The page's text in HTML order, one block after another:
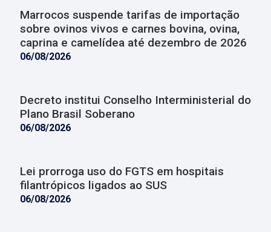
Marrocos suspende tarifas de importação
sobre ovinos vivos e carnes bovina, ovina,
caprina e camelídea até dezembro de 2026
06/08/2026
Decreto institui Conselho Interministerial do
Plano Brasil Soberano
06/08/2026
Lei prorroga uso do FGTS em hospitais
filantrópicos ligados ao SUS
06/08/2026